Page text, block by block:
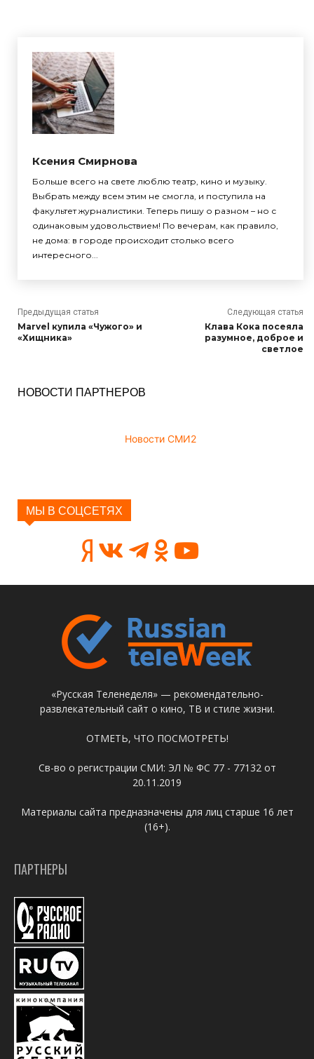
Ксения Смирнова
Больше всего на свете люблю театр, кино и музыку.
Выбрать между всем этим не смогла, и поступила на
факультет журналистики. Теперь пишу о разном – но с
одинаковым удовольствием! По вечерам, как правило,
не дома: в городе происходит столько всего
интересного...
Предыдущая статья
Marvel купила «Чужого» и
«Хищника»
Следующая статья
Клава Кока посеяла
разумное, доброе и
светлое
НОВОСТИ ПАРТНЕРОВ
Новости СМИ2
МЫ В СОЦСЕТЯХ
«Русская Теленеделя» — рекомендательно-
развлекательный сайт о кино, ТВ и стиле жизни.
ОТМЕТЬ, ЧТО ПОСМОТРЕТЬ!
Св-во о регистрации СМИ: ЭЛ № ФС 77 - 77132 от
20.11.2019
Материалы сайта предназначены для лиц старше 16 лет
(16+).
ПАРТНЕРЫ